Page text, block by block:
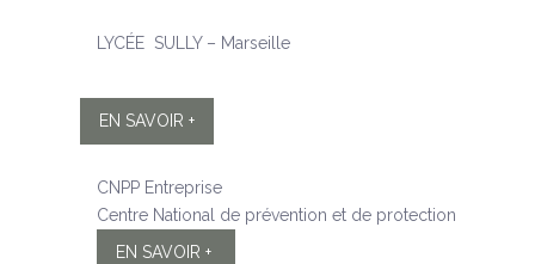
LYCÉE SULLY – Marseille
EN SAVOIR +
CNPP Entreprise
Centre National de prévention et de protection
EN SAVOIR +